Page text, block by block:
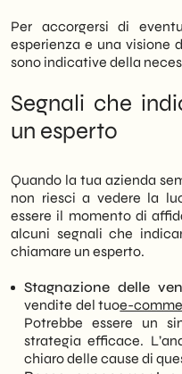
Per accorgersi di
esperienza e una visione
sono indicative della
Segnali che
un esperto
Quando la tua azienda
non riesci a vedere la
essere il momento di
alcuni segnali che
chiamare un esperto.
Stagnazione delle
vendite del tuoe-
Potrebbe essere un
strategia efficace.
chiaro delle cause di